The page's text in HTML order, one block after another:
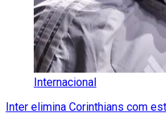
Internacional
Inter elimina Corinthians com